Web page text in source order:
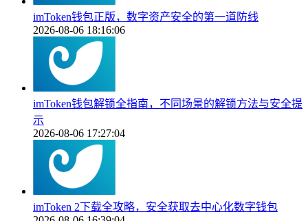
imToken钱包正版，数字资产安全的第一道防线
2026-08-06 18:16:06
imToken钱包解锁全指南，不同场景的解锁方法与安全提
示
2026-08-06 17:27:04
imToken 2下载全攻略，安全获取去中心化数字钱包